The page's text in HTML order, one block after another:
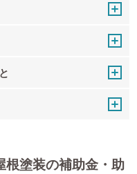
根塗装の補助金・助